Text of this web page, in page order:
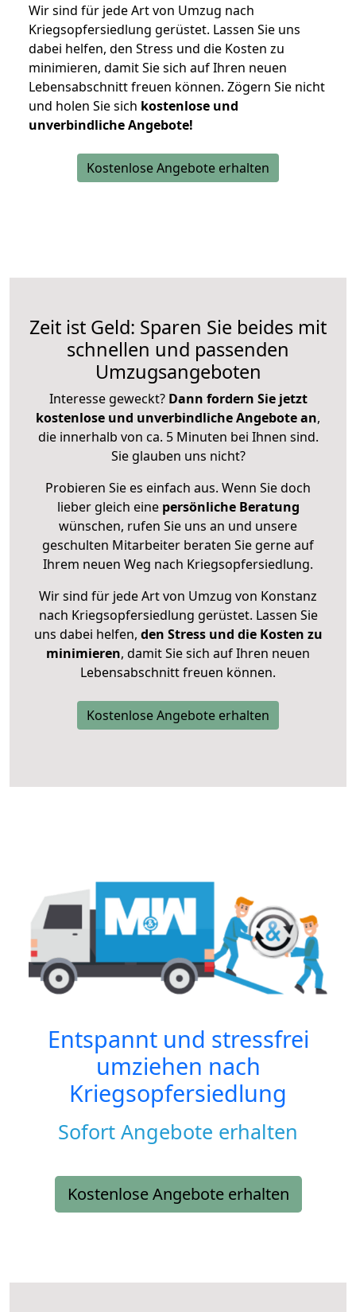
Wir sind für jede Art von Umzug nach
Kriegsopfersiedlung gerüstet. Lassen Sie uns
dabei helfen, den Stress und die Kosten zu
minimieren, damit Sie sich auf Ihren neuen
Lebensabschnitt freuen können. Zögern Sie nicht
und holen Sie sich kostenlose und
unverbindliche Angebote!
Kostenlose Angebote erhalten
Zeit ist Geld: Sparen Sie beides mit
schnellen und passenden
Umzugsangeboten
Interesse geweckt? Dann fordern Sie jetzt
kostenlose und unverbindliche Angebote an,
die innerhalb von ca. 5 Minuten bei Ihnen sind.
Sie glauben uns nicht?
Probieren Sie es einfach aus. Wenn Sie doch
lieber gleich eine persönliche Beratung
wünschen, rufen Sie uns an und unsere
geschulten Mitarbeiter beraten Sie gerne auf
Ihrem neuen Weg nach Kriegsopfersiedlung.
Wir sind für jede Art von Umzug von Konstanz
nach Kriegsopfersiedlung gerüstet. Lassen Sie
uns dabei helfen, den Stress und die Kosten zu
minimieren, damit Sie sich auf Ihren neuen
Lebensabschnitt freuen können.
Kostenlose Angebote erhalten
Entspannt und stressfrei
umziehen nach
Kriegsopfersiedlung
Sofort Angebote erhalten
Kostenlose Angebote erhalten